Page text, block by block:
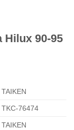
Hilux 90-95
TAIKEN
TKC-76474
TAIKEN